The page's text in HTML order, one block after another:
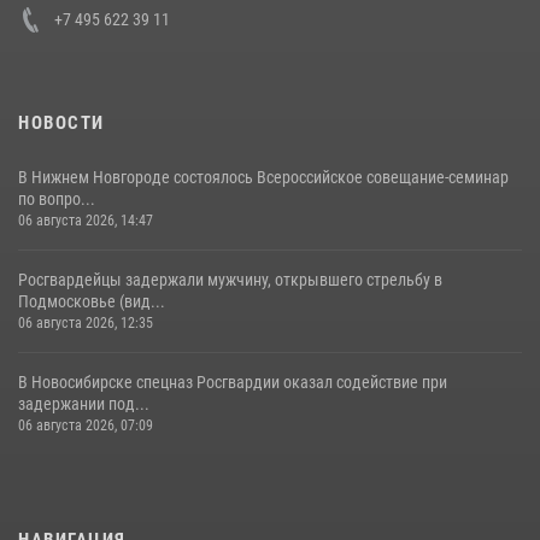
+7 495 622 39 11
НОВОСТИ
В Нижнем Новгороде состоялось Всероссийское совещание-семинар
по вопро...
06 августа 2026, 14:47
Росгвардейцы задержали мужчину, открывшего стрельбу в
Подмосковье (вид...
06 августа 2026, 12:35
В Новосибирске спецназ Росгвардии оказал содействие при
задержании под...
06 августа 2026, 07:09